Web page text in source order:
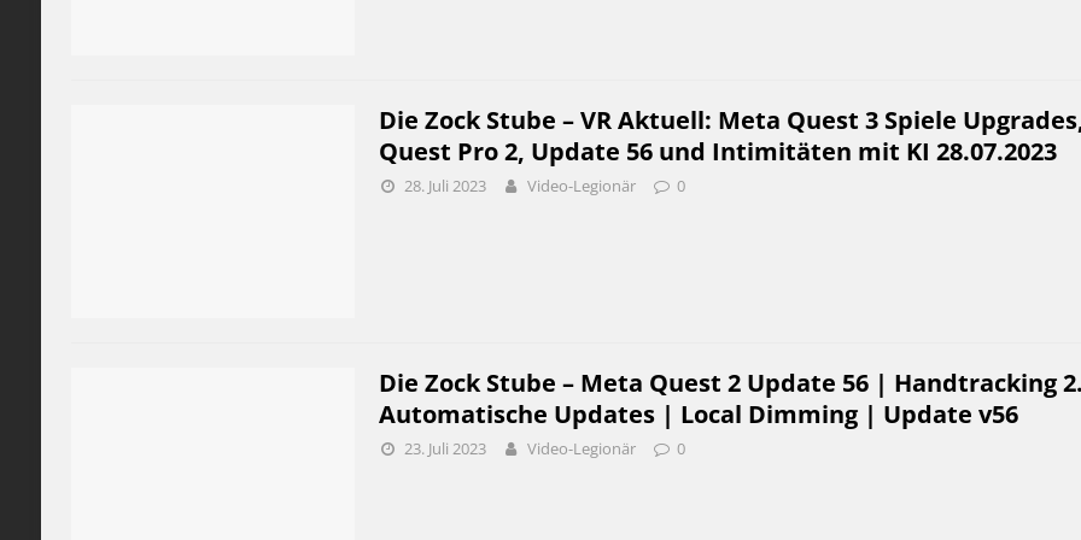
Die Zock Stube – VR Aktuell: Meta Quest 3 Spiele
Quest Pro 2, Update 56 und Intimitäten mit KI 28.07.2023
28. Juli 2023 Video-Legionär 0
Die Zock Stube – Meta Quest 2 Update 56 | Handtracking
Automatische Updates | Local Dimming | Update v56
23. Juli 2023 Video-Legionär 0